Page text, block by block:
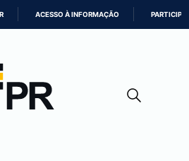
CONTEÚDO
ACESSO À INFORMAÇÃO PARTICIPE